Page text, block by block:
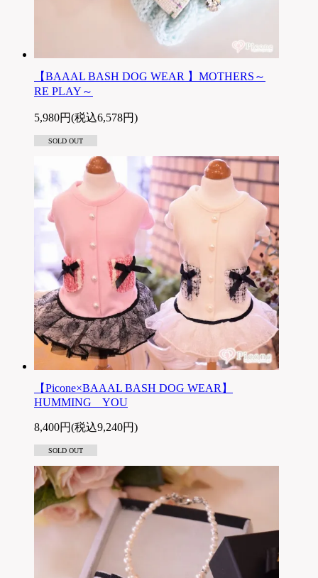
【BAAAL BASH DOG WEAR 】MOTHERS～
RE PLAY～
5,980円(税込6,578円)
SOLD OUT
【Picone×BAAAL BASH DOG WEAR】
HUMMING YOU
8,400円(税込9,240円)
SOLD OUT